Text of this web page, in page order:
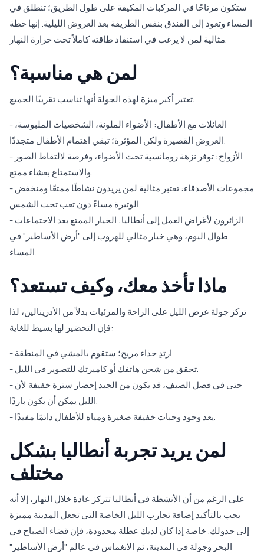
ستكون مرتاحًا في المركبات المكيفة على طول الطريق؛ تنطلق في
المساء وتعود إلى الفندق بنفس الطريقة بعد العروض الليلية. إنها خطة
مثالية لمن لا يرغب في استنفاد طاقته كاملاً تحت حرارة النهار.
لمن هي مناسبة؟
تعتبر أكبر ميزة لهذه الجولة أنها تناسب تقريبًا الجميع:
- العائلات مع الأطفال: الأضواء الملونة، الشخصيات الملبوسة،
العروض القصيرة ولكن المؤثرة؛ تبقي اهتمام الأطفال متجددًا.
- الأزواج: توفر نزهة رومانسية تحت الأضواء، وفرصة لالتقاط الصور
والاستمتاع بعشاء ممتع.
- مجموعات الأصدقاء: تعتبر مثالية لمن يريدون نشاطًا ممتعًا ومنخفض
الوتيرة مساءً دون تعب تحت الشمس.
- الزائرون لأغراض العمل إلى أنطاليا: الخيار الممتع بعد الاجتماعات
طوال اليوم، وهي خيار مثالي للهروب إلى "أرض الأساطير" في
المساء.
ماذا تأخذ معك، وكيف تستعد؟
تركز جولة عرض الليل على الراحة والمرئيات بدلاً من الأدرينالين، لذا
فإن التحضير لها بسيط للغاية:
- ارتدِ حذاء مريح؛ ستقوم بالمشي في المنطقة.
- تحقق من شحن هاتفك أو كاميرتك للتصوير في الليل.
- حتى في فصل الصيف، قد يكون من الجيد إحضار سترة خفيفة لأن
الليل يمكن أن يكون باردًا.
- يعد وجود وجبات خفيفة صغيرة ومياه للأطفال دائمًا مفيدًا.
لمن يريد تجربة أنطاليا بشكل
مختلف
على الرغم من أن الأنشطة في أنطاليا تتركز عادة خلال النهار، إلا أنه
يجب بالتأكيد إضافة تجارب الليل الخاصة التي تجعل المدينة مميزة
إلى جدولك. خاصة إذا كان لديك عطلة محدودة، فإن قضاء الصباح في
البحر وجولة في المدينة، ثم الانغماس في عالم "أرض الأساطير"